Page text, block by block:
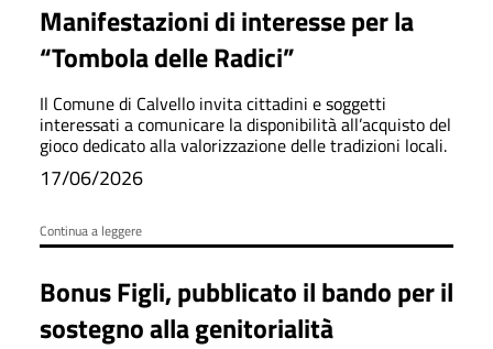
Manifestazioni di interesse per la
“Tombola delle Radici”
Il Comune di Calvello invita cittadini e soggetti
interessati a comunicare la disponibilità all’acquisto del
gioco dedicato alla valorizzazione delle tradizioni locali.
17/06/2026
Continua a leggere
Bonus Figli, pubblicato il bando per il
sostegno alla genitorialità